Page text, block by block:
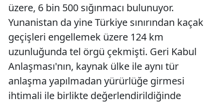
üzere, 6 bin 500 sığınmacı bulunuyor.
Yunanistan da yine Türkiye sınırından kaçak
geçişleri engellemek üzere 124 km
uzunluğunda tel örgü çekmişti. Geri Kabul
Anlaşması'nın, kaynak ülke ile aynı tür
anlaşma yapılmadan yürürlüğe girmesi
ihtimali ile birlikte değerlendirildiğinde